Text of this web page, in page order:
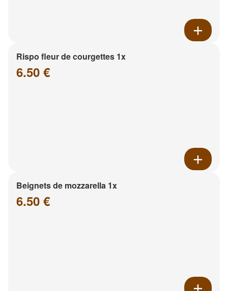
Rispo fleur de courgettes 1x
6.50 €
Beignets de mozzarella 1x
6.50 €